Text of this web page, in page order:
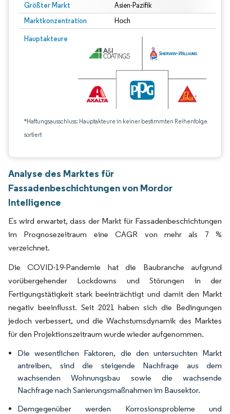
Größter Markt Asien-Pazifik
Marktkonzentration Hoch
Hauptakteure
*Haftungsausschluss: Hauptakteure in keiner bestimmten Reihenfolge
sortiert
Analyse des Marktes für
Fassadenbeschichtungen von Mordor
Intelligence
Es wird erwartet, dass der Markt für Fassadenbeschichtungen
im Prognosezeitraum eine CAGR von mehr als 7 %
verzeichnet.
Die COVID-19-Pandemie hat die Baubranche aufgrund
vorübergehender Lockdowns und Störungen in der
Fertigungstätigkeit stark beeinträchtigt und damit den Markt
negativ beeinflusst. Seit 2021 haben sich die Bedingungen
jedoch verbessert, und die Wachstumsdynamik des Marktes
für den Projektionszeitraum wurde wieder aufgenommen.
Die wesentlichen Faktoren, die den untersuchten Markt
antreiben, sind die steigende Nachfrage aus dem
wachsenden Wohnungsbau sowie die wachsende
Nachfrage nach Sanierungsmaßnahmen im Bausektor.
Demgegenüber werden Korrosionsprobleme und